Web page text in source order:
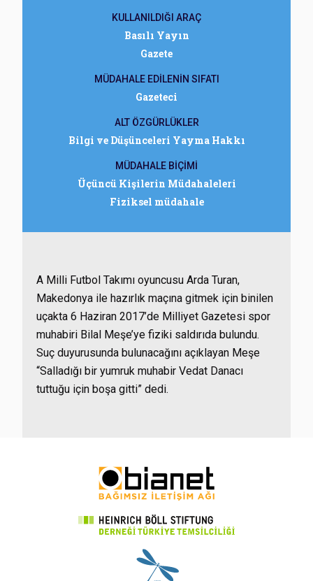
KULLANILDIĞI ARAÇ
Basılı Yayın
Gazete
MÜDAHALE EDİLENİN SIFATI
Gazeteci
ALT ÖZGÜRLÜKLER
Bilgi ve Düşünceleri Yayma Hakkı
MÜDAHALE BİÇİMİ
Üçüncü Kişilerin Müdahaleleri
Fiziksel müdahale
A Milli Futbol Takımı oyuncusu Arda Turan,
Makedonya ile hazırlık maçına gitmek için binilen
uçakta 6 Haziran 2017’de Milliyet Gazetesi spor
muhabiri Bilal Meşe’ye fiziki saldırıda bulundu.
Suç duyurusunda bulunacağını açıklayan Meşe
“Salladığı bir yumruk muhabir Vedat Danacı
tuttuğu için boşa gitti” dedi.